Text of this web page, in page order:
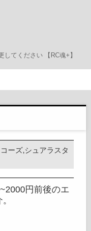
てください 【RC魂+】
ーズ,シュアラスタ
円前後のエ